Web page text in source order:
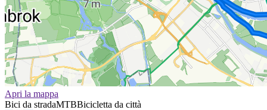
Apri la mappa
Bici da stradaMTBBicicletta da città